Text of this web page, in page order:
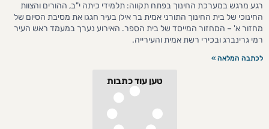
רגע מרגש במערכת החינוך בפתח תקווה: תלמידי כיתה י"ב, ההורים והצוות
החינוכי של בית החינוך התורני אמית בר אילן בעיר חגגו את מסיבת הסיום של
מחזור א' – המחזור המייסד של בית הספר. האירוע נערך במעמד ראש העיר
רמי גרינברג ובכירי רשת אמית והעירייה.
לכתבה המלאה »
טען עוד כתבות